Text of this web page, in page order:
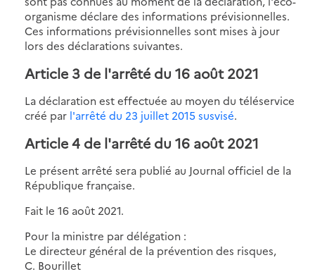
organisme déclare des informations prévisionnelles.
Ces informations prévisionnelles sont mises à jour
lors des déclarations suivantes.
Article 3 de l'arrêté du 16 août 2021
La déclaration est effectuée au moyen du téléservice
créé par l'arrêté du 23 juillet 2015 susvisé.
Article 4 de l'arrêté du 16 août 2021
Le présent arrêté sera publié au Journal officiel de la
République française.
Fait le 16 août 2021.
Pour la ministre par délégation :
Le directeur général de la prévention des risques,
C. Bourillet